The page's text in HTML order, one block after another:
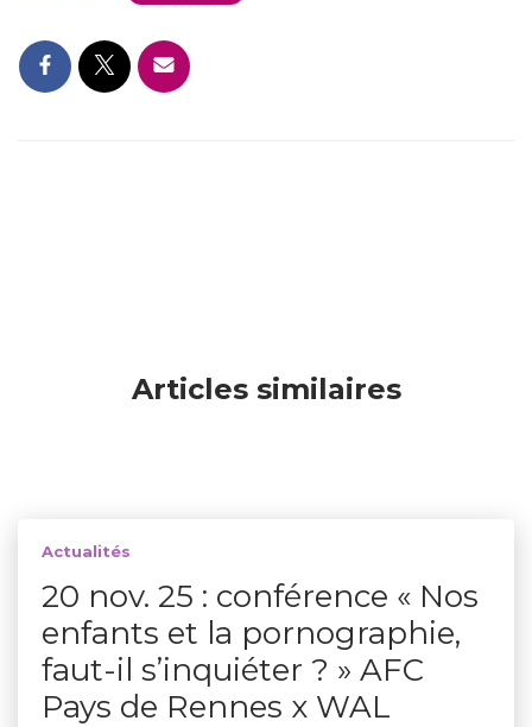
Articles similaires
Actualités
20 nov. 25 : conférence « Nos
enfants et la pornographie,
faut-il s’inquiéter ? » AFC
Pays de Rennes x WAL